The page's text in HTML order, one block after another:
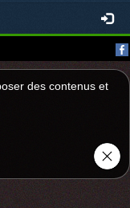
des contenus et